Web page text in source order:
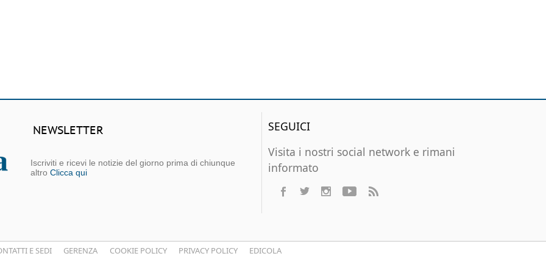
NEWSLETTER
Iscriviti e ricevi le notizie del giorno prima di chiunque
altro Clicca qui
SEGUICI
Visita i nostri social network e rimani
informato
E SEDI GERENZA COOKIE POLICY PRIVACY POLICY EDICOLA